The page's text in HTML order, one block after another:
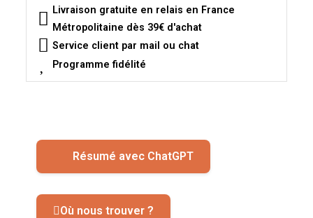
Livraison gratuite en relais en France
Métropolitaine dès 39€ d'achat
Service client par mail ou chat
Programme fidélité
Résumé avec ChatGPT
Où nous trouver ?